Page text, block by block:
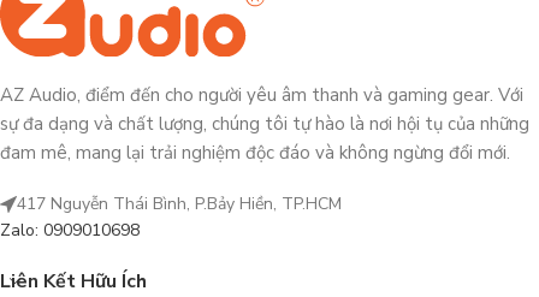
AZ Audio, điểm đến cho người yêu âm thanh và gaming gear. Với
sự đa dạng và chất lượng, chúng tôi tự hào là nơi hội tụ của những
đam mê, mang lại trải nghiệm độc đáo và không ngừng đổi mới.
417 Nguyễn Thái Bình, P.Bảy Hiền, TP.HCM
Zalo: 0909010698
Liên Kết Hữu Ích